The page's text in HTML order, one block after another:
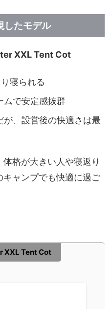
したモデル
XXL Tent Cot
寝られる
ムで安定感抜群
が、設営後の快適さは最
体格が大きい人や寝返り
キャンプでも快適に過ご
XXL Tent Cot